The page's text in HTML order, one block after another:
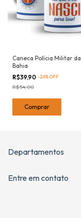
Caneca Polícia Militar da
Bahia
R$39,90 -26%OFF
R$54,00
Comprar
Departamentos
Entre em contato